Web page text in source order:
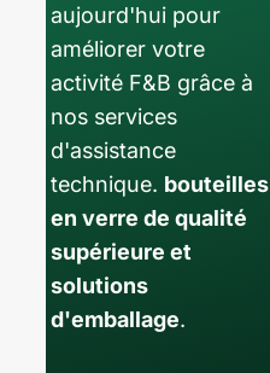
aujourd'hui pour
améliorer votre
activité F&B grâce à
nos services
d'assistance
technique. bouteilles
en verre de qualité
supérieure et
solutions
d'emballage.